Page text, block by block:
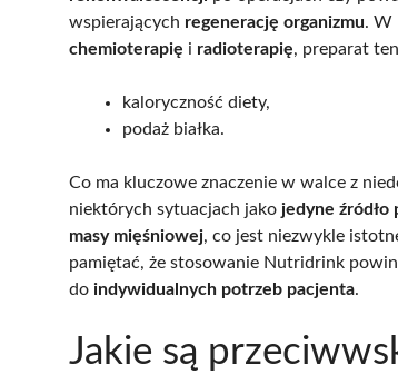
wspierających regenerację organizmu. W
chemioterapię i radioterapię, preparat
kaloryczność diety,
podaż białka.
Co ma kluczowe znaczenie w walce z
niektórych sytuacjach jako jedyne źródło
masy mięśniowej, co jest niezwykle
pamiętać, że stosowanie Nutridrink
do indywidualnych potrzeb pacjenta.
Jakie są